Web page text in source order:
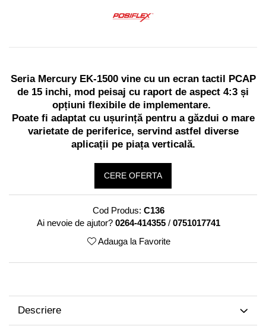
Sertari de bani
Cantare
Cantare comerciale
Cantare comerciale cu brat
Cantare comerciale cu eticheta
Platforme mici 28x35
EK Series
Tablete
Seria Mercury EK-1500 vine cu un ecran tactil PCAP
de 15 inchi, mod peisaj cu raport de aspect 4:3 și
opțiuni flexibile de implementare.
Poate fi adaptat cu ușurință pentru a găzdui o mare
varietate de periferice, servind astfel diverse
aplicații pe piața verticală.
CERE OFERTA
Cod Produs: C136
Ai nevoie de ajutor? 0264-414355 / 0751017741
Adauga la Favorite
Descriere